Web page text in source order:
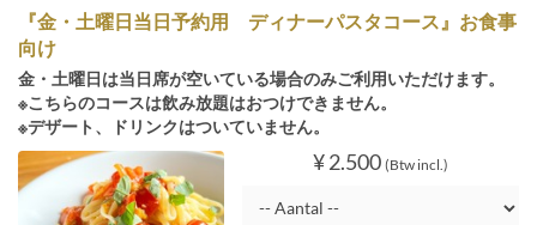
『金・土曜日当日予約用 ディナーパスタコース』お食事
向け
金・土曜日は当日席が空いている場合のみご利用いただけます。
※こちらのコースは飲み放題はおつけできません。
※デザート、ドリンクはついていません。
¥ 2.500 (Btw incl.)